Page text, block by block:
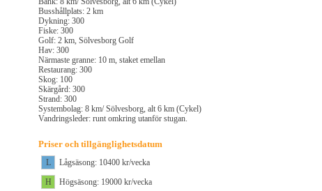
Busshållplats: 2 km
Dykning: 300
Fiske: 300
Golf: 2 km, Sölvesborg Golf
Hav: 300
Närmaste granne: 10 m, staket emellan
Restaurang: 300
Skog: 100
Skärgård: 300
Strand: 300
Systembolag: 8 km/ Sölvesborg, alt 6 km (Cykel)
Vandringsleder: runt omkring utanför stugan.
Priser och tillgänglighetsdatum
L
Lågsäsong: 10400 kr/vecka
H
Högsäsong: 19000 kr/vecka